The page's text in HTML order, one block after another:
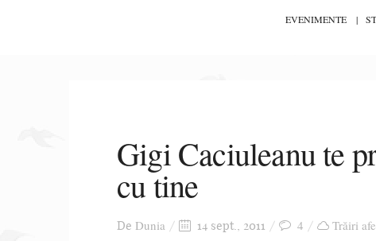
EVENIMENTE
Gigi Caciuleanu te
cu tine
De Dunia 14 sept., 2011 4 Trăiri